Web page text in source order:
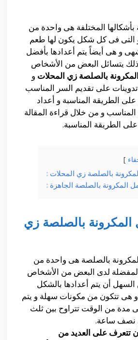
بأشكالها المختلفة هى واحدة من
و التى فى كل شكل يكون لها طعم
و هى أيضاً يتم أعدادها بأفضل
يتسائل البعض من الأشخاص
بالصلصة زي المحلات و
على تقديم السر المناسب
الطريقة المناسبة و أعداد
و من خلال قراءة المقالة
الطريقة المناسبة.
بالصلصة زي المحلات :
المكرونة بالصلصة الجاهزة :
بالصلصة زي
بالصلصة هى واحدة من
لدى البعض من الأشخاص
أن يتم أعدادها بالشكل
هى تتكون من مكونات سهلة و يتم
مدة من الوقت تتراوح بين ثلث
نصف ساعة.
تتعرف على العديد من